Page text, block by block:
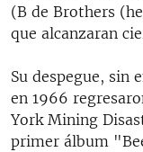
(B de Brothers
que alcanzaran
Su despegue, sin
en 1966
York Mining
primer álbum